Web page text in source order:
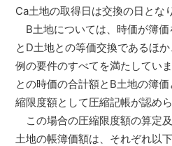
Ca土地の取得日は交換の日とな
B土地については、時価が簿
とD土地との等価交換であるほ
例の要件のすべてを満たしてい
との時価の合計額とB土地の簿
縮限度額として圧縮記帳が認め
この場合の圧縮限度額の算定
土地の帳簿価額は、それぞれ以